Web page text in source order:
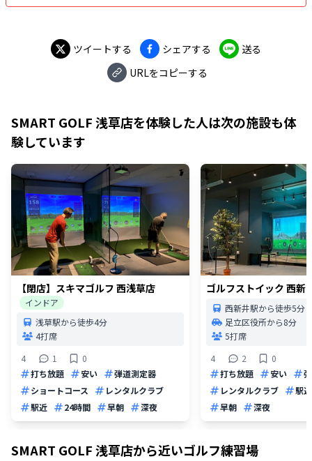
ツイートする シェアする
送る
URLをコピーする
SMART GOLF 浅草店を体験した人は次の施設も体
験しています
【閉店】スキマゴルフ 西浅草店
インドア
浅草駅から徒歩4分
4打席
4
1
0
打ち放題
安い
弾道測定器
ショートコース
レンタルクラブ
駅近
24時間 早朝 深夜
ゴルフストイック 西新
西新井駅から徒歩5分
足立区役所から8分
5打席
4
2
0
打ち放題
安い
レンタルクラブ
駅近
早朝
深夜
SMART GOLF 浅草店から近いゴルフ練習場